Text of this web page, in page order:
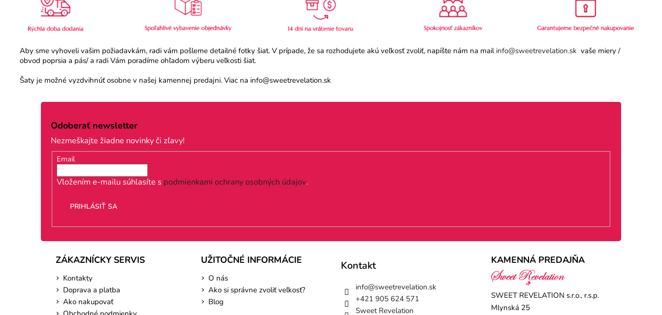
Aby sme vyhoveli vašim požiadavkám, radi vám pošleme detailné fotky šiat. V prípade, že sa rozhodujete akú veľkosť zvoliť, napíšte nám na mail info@sweetrevelation.sk vaše miery /
obvod poprsia a pás/ a radi Vám poradíme ohľadom výberu veľkosti šiat.
Šaty je možné vyzdvihnúť osobne v našej kamennej predajni. Viac na info@sweetrevelation.sk
Odoberať newsletter
Nezmeškajte žiadne novinky či zľavy!
Email
Vložením e-mailu súhlasíte s podmienkami ochrany osobných údajov.
PRIHLÁSIŤ SA
ZÁKAZNÍCKY SERVIS
Kontakty
Doprava a platba
Ako nakupovať
UŽITOČNÉ INFORMÁCIE
O nás
Ako si správne zvoliť veľkosť?
Blog
Kontakt
info@sweetrevelation.sk
+421 905 624 571
Sweet Revelation
KAMENNÁ PREDAJŇA
SWEET REVELATION s.r.o., r.s.p.
Mlynská 25